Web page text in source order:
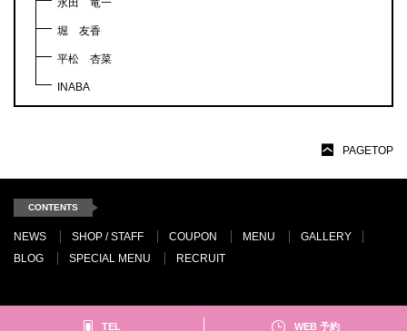
永田 竜一
堀 友香
平松 杏菜
INABA
PAGETOP
CONTENTS
NEWS SHOP / STAFF COUPON MENU
GALLERY
BLOG
SPECIAL MENU RECRUIT
TEL WEB 予約